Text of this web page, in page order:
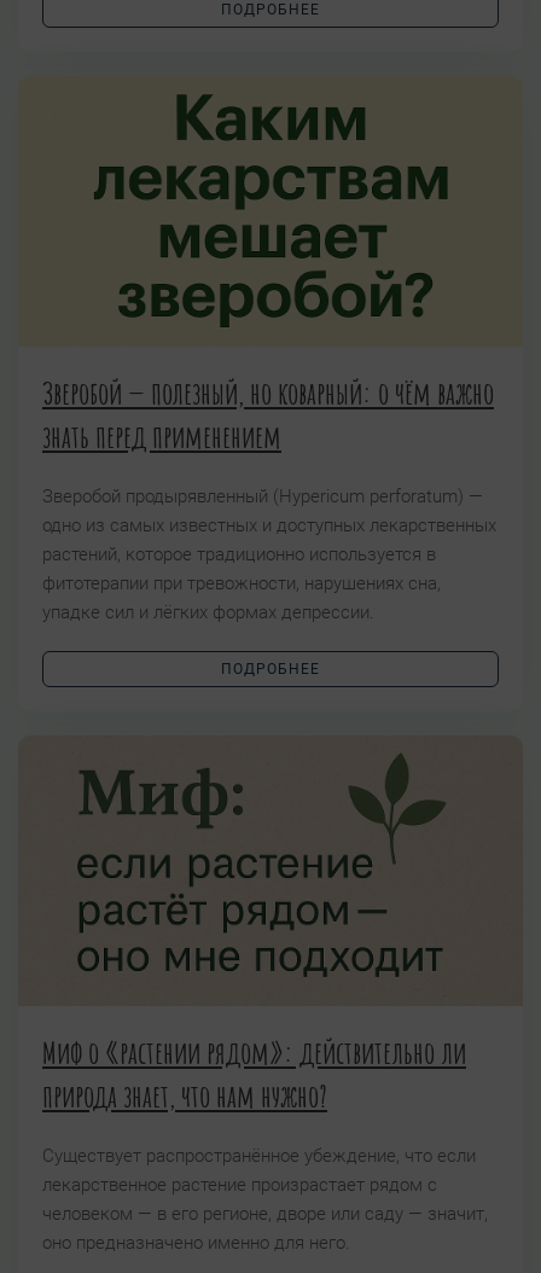
ПОДРОБНЕЕ
Зверобой — полезный, но коварный: о чём важно
знать перед применением
Зверобой продырявленный (Hypericum perforatum) —
одно из самых известных и доступных лекарственных
растений, которое традиционно используется в
фитотерапии при тревожности, нарушениях сна,
упадке сил и лёгких формах депрессии.
ПОДРОБНЕЕ
Миф о «растении рядом»: действительно ли
природа знает, что нам нужно?
Существует распространённое убеждение, что если
лекарственное растение произрастает рядом с
человеком — в его регионе, дворе или саду — значит,
оно предназначено именно для него.